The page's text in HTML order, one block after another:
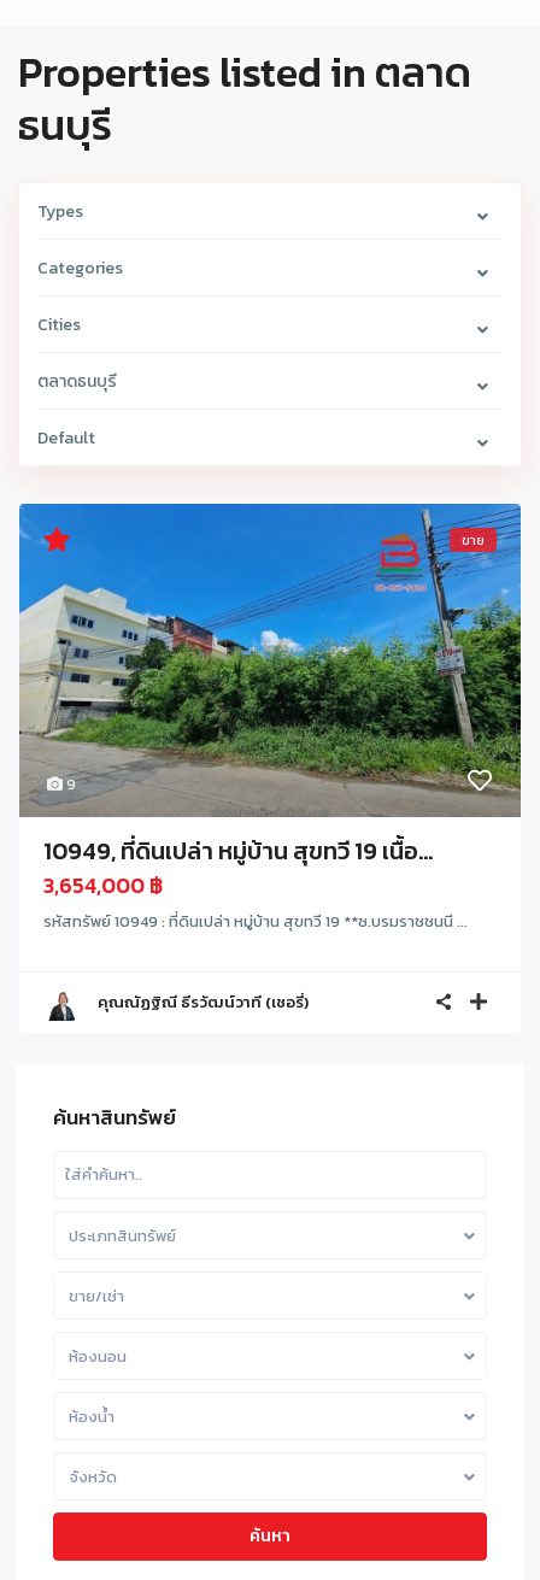
Properties listed in ตลาด
ธนบุรี
Types
Categories
Cities
ตลาดธนบุรี
Default
9
ขาย
10949, ที่ดินเปล่า หมู่บ้าน สุขทวี 19 เนื้อ...
3,654,000 ฿
รหัสทรัพย์ 10949 : ที่ดินเปล่า หมู่บ้าน สุขทวี 19 **ซ.บรมราชชนนี ...
คุณณัฏฐิณี ธีรวัฒน์วาที (เชอรี่)
ค้นหาสินทรัพย์
ประเภทสินทรัพย์
ขาย/เช่า
ห้องนอน
ห้องน้ำ
จังหวัด
ค้นหา